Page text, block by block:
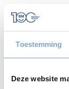
Toestemming
Deze website